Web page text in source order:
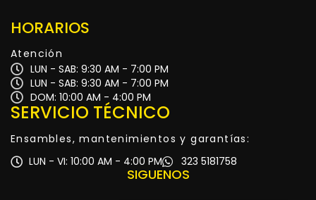
HORARIOS
Atención
LUN - SAB: 9:30 AM - 7:00 PM
LUN - SAB: 9:30 AM - 7:00 PM
DOM: 10:00 AM - 4:00 PM
SERVICIO TÉCNICO
Ensambles, mantenimientos y garantías:
LUN - VI: 10:00 AM - 4:00 PM
323 5181758
SIGUENOS